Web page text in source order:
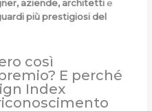
aziende, architettie
più prestigiosi del
così
E perché
Index